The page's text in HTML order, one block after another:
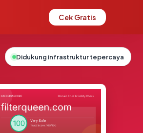
Cek Gratis
Didukung infrastruktur tepercaya